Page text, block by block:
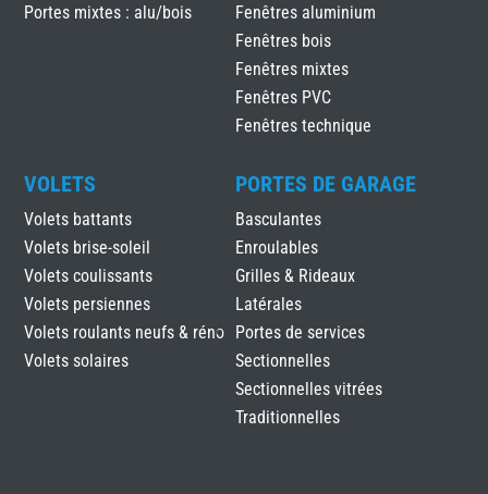
Portes mixtes : alu/bois
Fenêtres aluminium
Fenêtres bois
Fenêtres mixtes
Fenêtres PVC
Fenêtres technique
VOLETS
Volets battants
Volets brise-soleil
Volets coulissants
Volets persiennes
Volets roulants neufs & réno
Volets solaires
PORTES DE GARAGE
Basculantes
Enroulables
Grilles & Rideaux
Latérales
Portes de services
Sectionnelles
Sectionnelles vitrées
Traditionnelles